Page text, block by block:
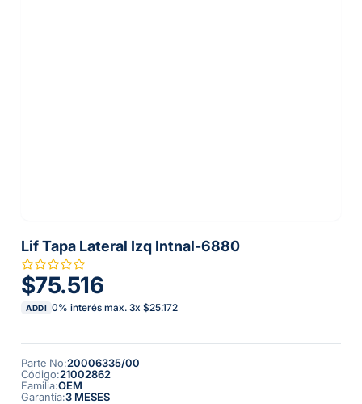
Lif Tapa Lateral Izq Intnal-6880
$75.516
ADDI 0% interés max. 3x $25.172
Parte No:20006335/00
Código:21002862
Familia:OEM
Garantía:3 MESES